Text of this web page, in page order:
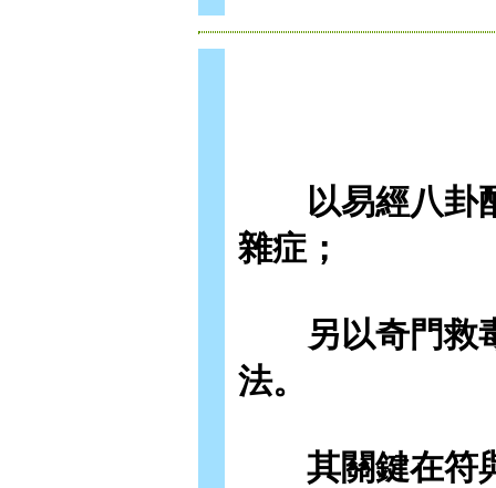
以易經八卦配
雜症；
另以奇門救毒
法。
其關鍵在符與